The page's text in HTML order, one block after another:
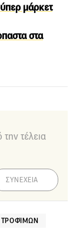
μάρκετ
στα
τέλεια
ΣΥΝΕΧΕΙΑ
ΤΡΟΦΊΜΩΝ